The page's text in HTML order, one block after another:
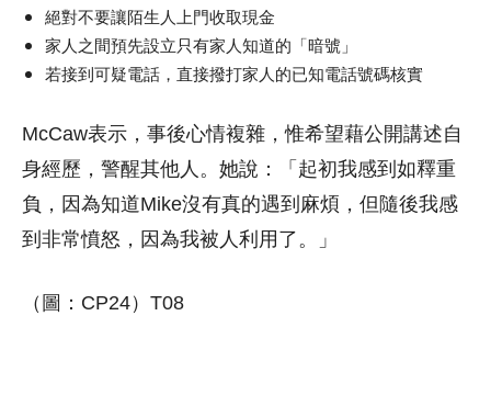
絕對不要讓陌生人上門收取現金
家人之間預先設立只有家人知道的「暗號」
若接到可疑電話，直接撥打家人的已知電話號碼核實
McCaw表示，事後心情複雜，惟希望藉公開講述自
身經歷，警醒其他人。她說：「起初我感到如釋重
負，因為知道Mike沒有真的遇到麻煩，但隨後我感
到非常憤怒，因為我被人利用了。」
（圖：CP24）T08